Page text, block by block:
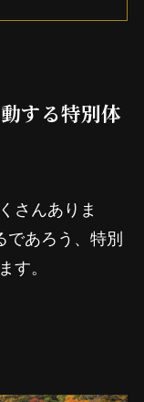
する特別体
さんありま
であろう、特別
す。